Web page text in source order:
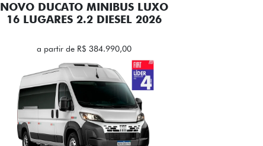
NOVO DUCATO MINIBUS LUXO
16 LUGARES 2.2 DIESEL 2026
a partir de R$ 384.990,00